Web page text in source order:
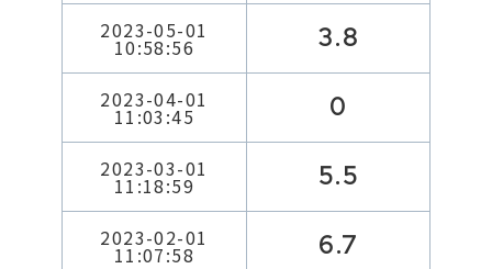
2023-05-01
10:58:56 3.8
2023-04-01
11:03:45 0
2023-03-01
11:18:59 5.5
2023-02-01
11:07:58 6.7